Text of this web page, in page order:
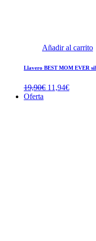
Añadir al carrito
Llavero BEST MOM EVER
19,90€ El
11,94€El
Oferta